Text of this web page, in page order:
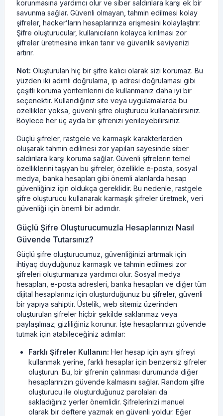
korunmasına yardımcı olur ve siber saldırılara karşı ek bir
savunma sağlar. Güvenli olmayan, tahmin edilmesi kolay
şifreler, hacker’ların hesaplarınıza erişmesini kolaylaştırır.
Şifre oluşturucular, kullanıcıların kolayca kırılması zor
şifreler üretmesine imkan tanır ve güvenlik seviyenizi
artırır.
Not: Oluşturulan hiç bir şifre kalıcı olarak sizi korumaz. Bu
yüzden iki adımlı doğrulama, ip adresi doğrulaması gibi
çeşitli koruma yöntemlerini de kullanmanız daha iyi bir
seçenektir. Kullandığınız site veya uygulamalarda bu
özellikler yoksa, güvenli şifre oluşturucu kullanabilirsiniz.
Böylece her üç ayda bir şifrenizi yenileyebilirsiniz.
Güçlü şifreler, rastgele ve karmaşık karakterlerden
oluşarak tahmin edilmesi zor yapıları sayesinde siber
saldırılara karşı koruma sağlar. Güvenli şifrelerin temel
özelliklerini taşıyan bu şifreler, özellikle e-posta, sosyal
medya, banka hesapları gibi önemli alanlarda hesap
güvenliğiniz için oldukça gereklidir. Bu nedenle, rastgele
şifre oluşturucu kullanarak karmaşık şifreler üretmek, veri
güvenliği için önemli bir adımdır.
Güçlü Şifre Oluşturucumuzla Hesaplarınızı Nasıl
Güvende Tutarsınız?
Güçlü şifre oluşturucumuz, güvenliğinizi artırmak için
ihtiyaç duyduğunuz karmaşık ve tahmin edilmesi zor
şifreleri oluşturmanıza yardımcı olur. Sosyal medya
hesapları, e-posta adresleri, banka hesapları ve diğer tüm
dijital hesaplarınız için oluşturduğunuz bu şifreler, güvenli
bir yapıya sahiptir. Üstelik, web sitemiz üzerinden
oluşturulan şifreler hiçbir şekilde saklanmaz veya
paylaşılmaz; gizliliğiniz korunur. İşte hesaplarınızı güvende
tutmak için atabileceğiniz adımlar:
Farklı Şifreler Kullanın: Her hesap için aynı şifreyi
kullanmak yerine, farklı hesaplar için benzersiz şifreler
oluşturun. Bu, bir şifrenin çalınması durumunda diğer
hesaplarınızın güvende kalmasını sağlar. Random şifre
oluşturucu ile oluşturduğunuz parolaları da
sakladığınız yerler önemlidir. Şifrelerinizi manuel
olarak bir deftere yazmak en güvenli yoldur. Eğer